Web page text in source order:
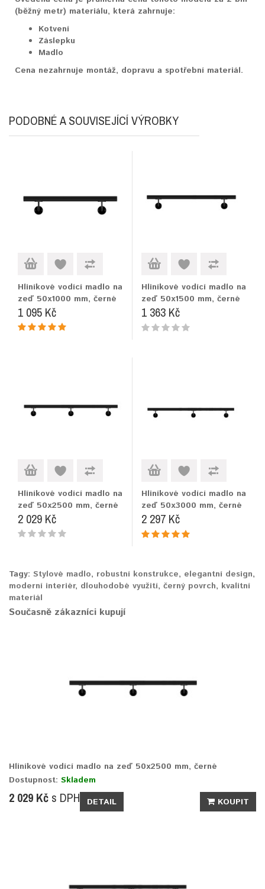
(běžný metr) materiálu, která zahrnuje:
Kotvení
Záslepku
Madlo
Cena nezahrnuje montáž, dopravu a spotřební materiál.
PODOBNÉ A SOUVISEJÍCÍ VÝROBKY
Hliníkové vodící madlo na
zeď 50x1000 mm, černé
1 095 Kč
Hliníkové vodící madlo na
zeď 50x1500 mm, černé
1 363 Kč
Hliníkové vodící madlo na
zeď 50x2500 mm, černé
2 029 Kč
Hliníkové vodící madlo na
zeď 50x3000 mm, černé
2 297 Kč
Tagy: Stylové madlo, robustní konstrukce, elegantní design,
moderní interiér, dlouhodobé využití, černý povrch, kvalitní
materiál
Současně zákazníci kupují
Hliníkové vodící madlo na zeď 50x2500 mm, černé
Dostupnost: Skladem
2 029 Kč s DPH DETAIL KOUPIT